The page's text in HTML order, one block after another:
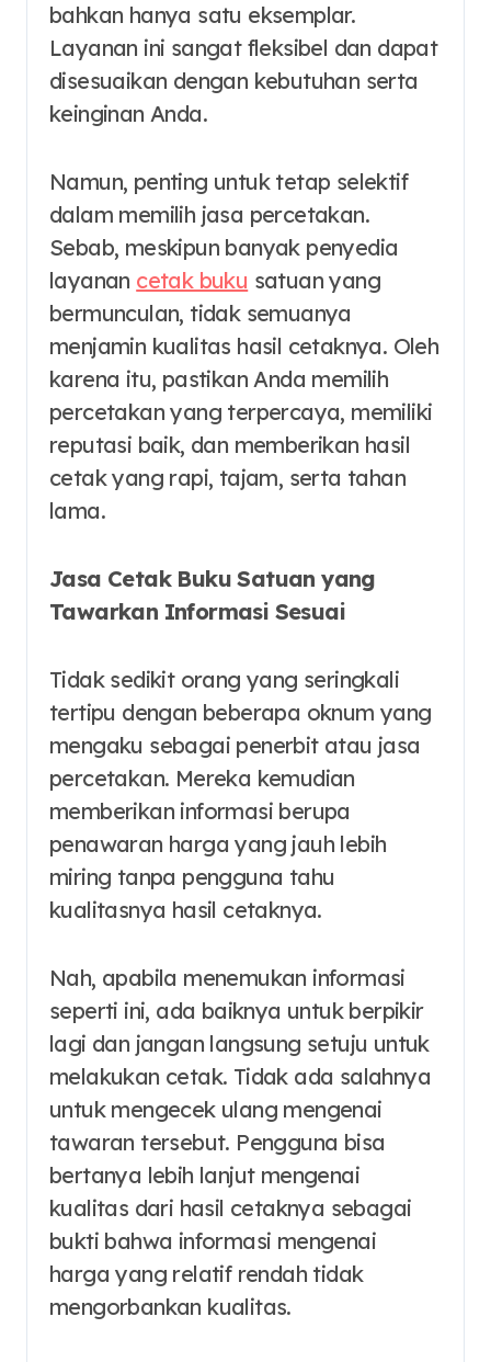
bahkan hanya satu eksemplar.
Layanan ini sangat fleksibel dan dapat
disesuaikan dengan kebutuhan serta
keinginan Anda.
Namun, penting untuk tetap selektif
dalam memilih jasa percetakan.
Sebab, meskipun banyak penyedia
layanan cetak buku satuan yang
bermunculan, tidak semuanya
menjamin kualitas hasil cetaknya. Oleh
karena itu, pastikan Anda memilih
percetakan yang terpercaya, memiliki
reputasi baik, dan memberikan hasil
cetak yang rapi, tajam, serta tahan
lama.
Jasa Cetak Buku Satuan yang
Tawarkan Informasi Sesuai
Tidak sedikit orang yang seringkali
tertipu dengan beberapa oknum yang
mengaku sebagai penerbit atau jasa
percetakan. Mereka kemudian
memberikan informasi berupa
penawaran harga yang jauh lebih
miring tanpa pengguna tahu
kualitasnya hasil cetaknya.
Nah, apabila menemukan informasi
seperti ini, ada baiknya untuk berpikir
lagi dan jangan langsung setuju untuk
melakukan cetak. Tidak ada salahnya
untuk mengecek ulang mengenai
tawaran tersebut. Pengguna bisa
bertanya lebih lanjut mengenai
kualitas dari hasil cetaknya sebagai
bukti bahwa informasi mengenai
harga yang relatif rendah tidak
mengorbankan kualitas.